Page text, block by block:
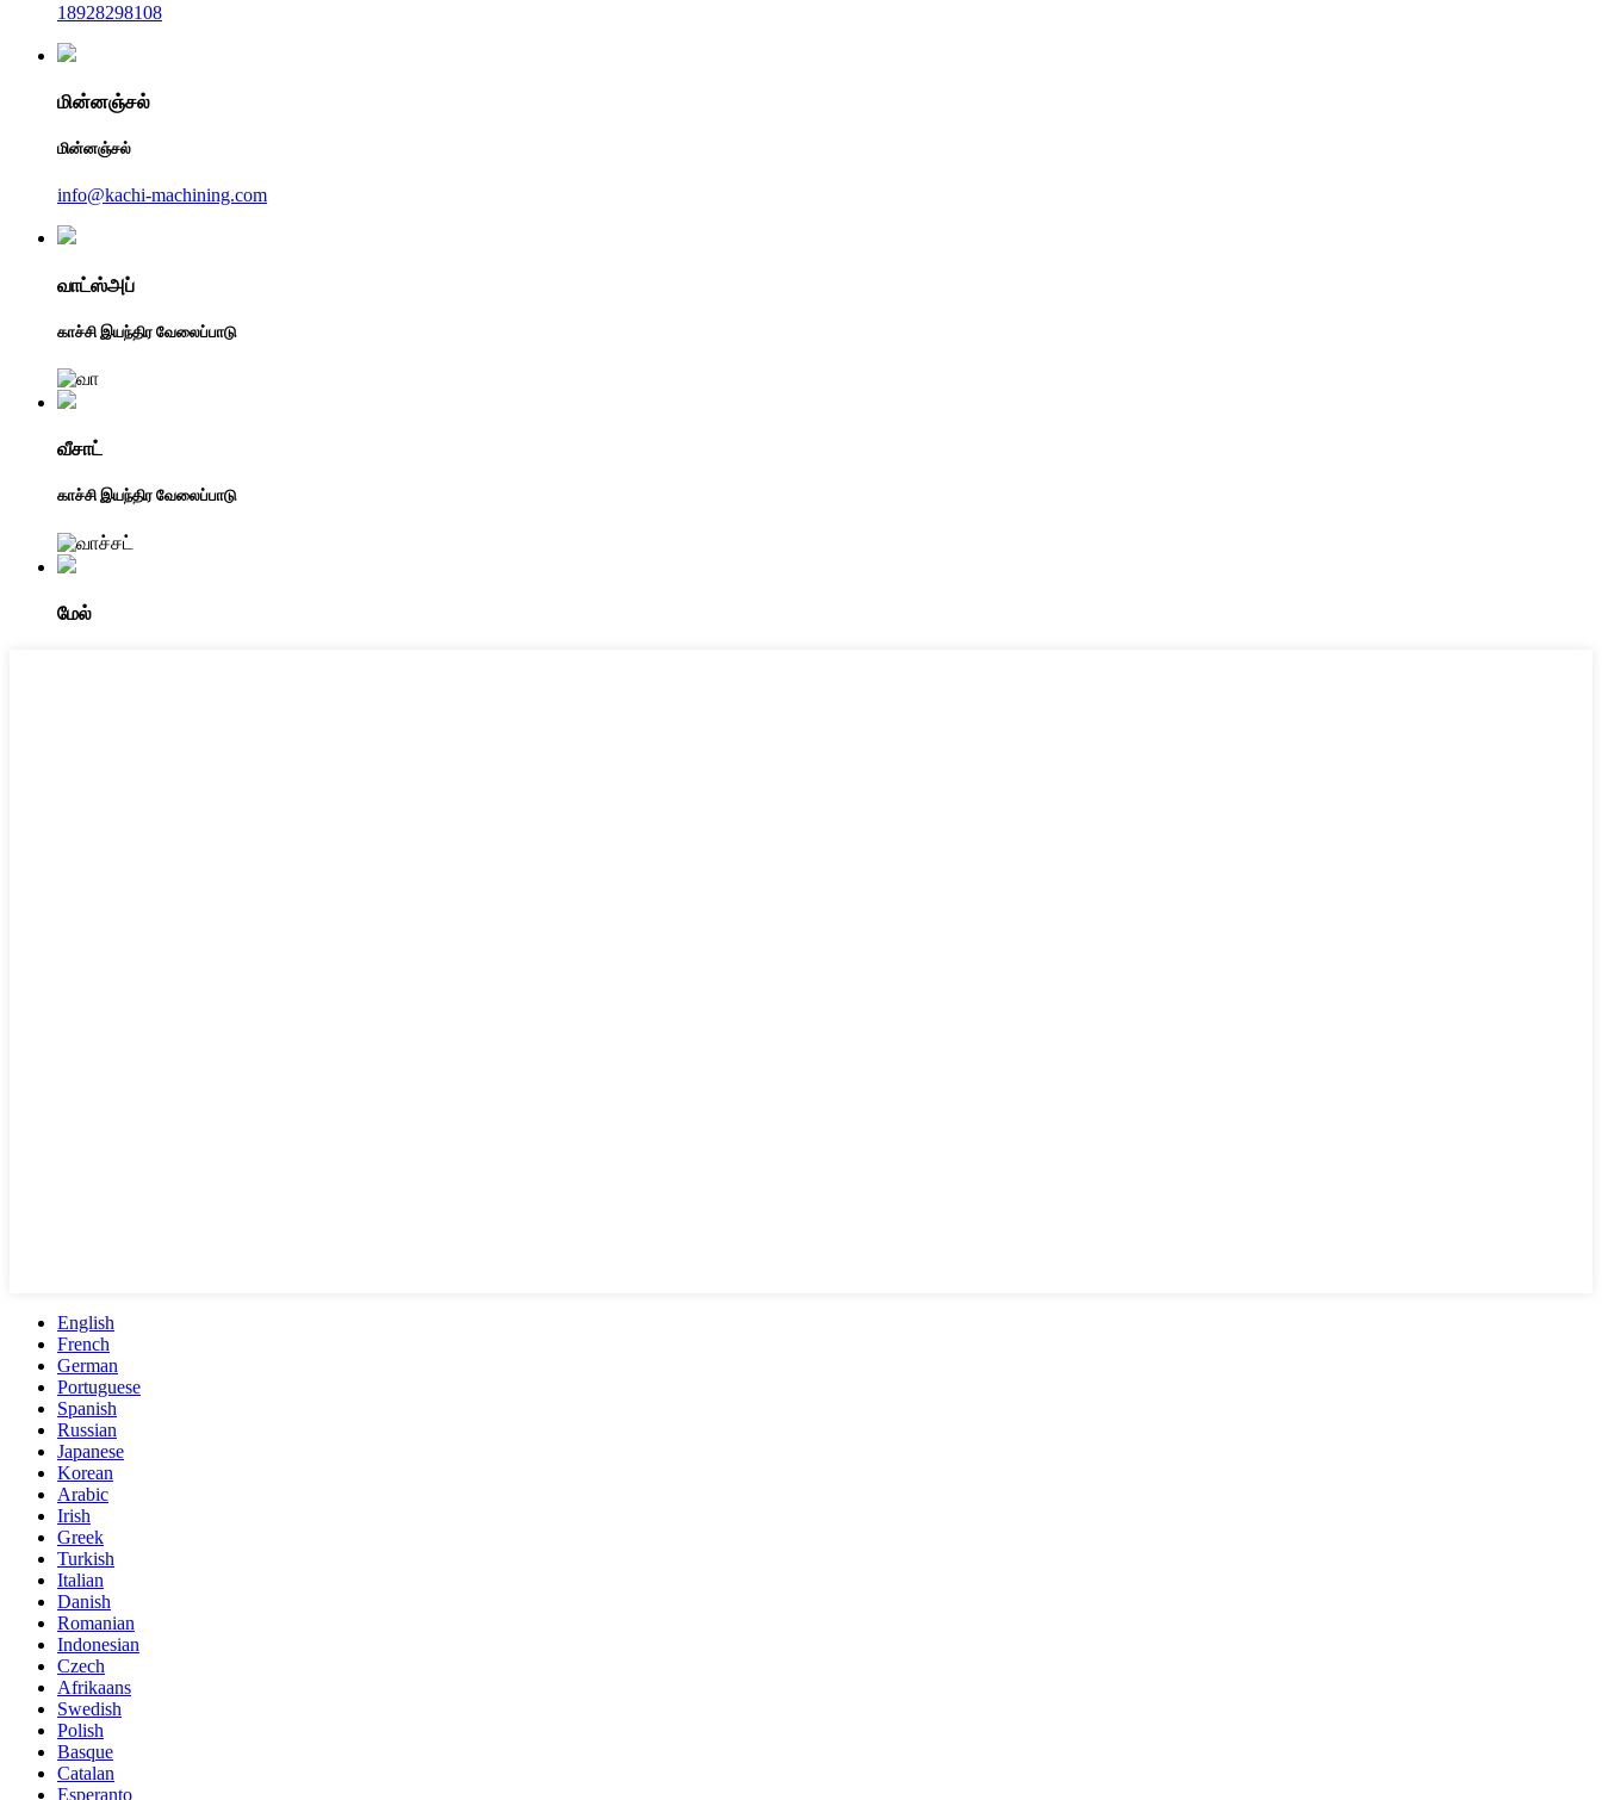
18928298108
மின்னஞ்சல்
மின்னஞ்சல்
info@kachi-machining.com
வாட்ஸ்அப்
காச்சி இயந்திர வேலைப்பாடு
வீசாட்
காச்சி இயந்திர வேலைப்பாடு
மேல்
English
French
German
Portuguese
Spanish
Russian
Japanese
Korean
Arabic
Irish
Greek
Turkish
Italian
Danish
Romanian
Indonesian
Czech
Afrikaans
Swedish
Polish
Basque
Catalan
Esperanto